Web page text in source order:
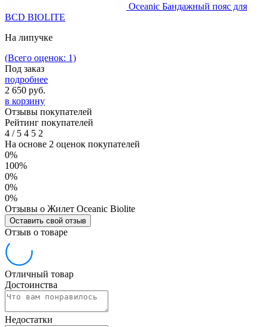
Oceanic Бандажный пояс для
BCD BIOLITE
На липучке
(Всего оценок: 1)
Под заказ
подробнее
2 650 руб.
в корзину
Отзывы покупателей
Рейтинг покупателей
4 /5 4 5 2
На основе 2 оценок покупателей
0%
100%
0%
0%
0%
Отзывы о Жилет Oceanic Biolite
Оставить свой отзыв
Отзыв о товаре
Отличный товар
Достоинства
Недостатки